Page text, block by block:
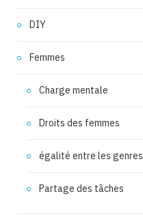
DIY
Femmes
Charge mentale
Droits des femmes
égalité entre les genres
Partage des tâches